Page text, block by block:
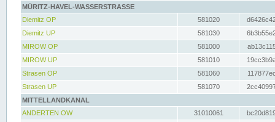
MÜRITZ-HAVEL-WASSERSTRASSE
Diemitz OP
581020
Diemitz UP
581030
MIROW OP
581000
MIROW UP
581010
Strasen OP
581060
Strasen UP
581070
MITTELLANDKANAL
ANDERTEN OW
31010061